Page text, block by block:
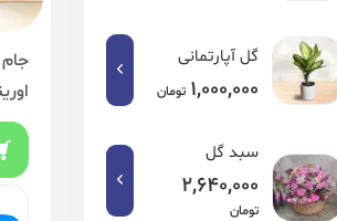
گل آپارتمانی
1,000,000 تومان
سبد گل
2,640,000
تومان